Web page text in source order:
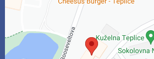
Externí obsah je blokován Volbami
soukromí
Přejete si načíst externí obsah?